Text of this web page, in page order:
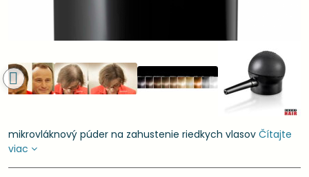
mikrovláknový púder na zahustenie riedkych vlasov Čítajte
viac